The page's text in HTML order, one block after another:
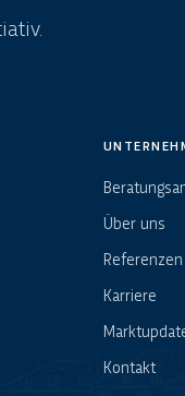
Über uns
Referenzen
Karriere
Kontakt